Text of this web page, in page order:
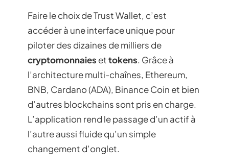
Faire le choix de Trust Wallet, c’est
accéder à une interface unique pour
piloter des dizaines de milliers de
cryptomonnaies ettokens. Grâce à
l’architecture multi-chaînes, Ethereum,
BNB, Cardano (ADA), Binance Coin et bien
d’autres blockchains sont pris en charge.
L’application rend le passage d’un actif à
l’autre aussi fluide qu’un simple
changement d’onglet.